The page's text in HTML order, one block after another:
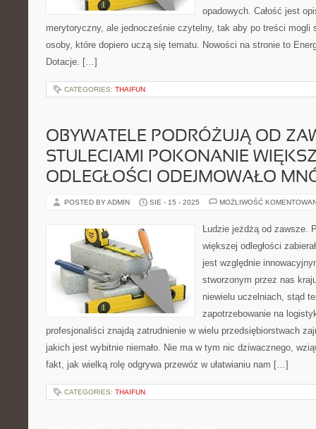
opadowych. Całość jest
merytoryczny, ale jednocześnie czytelny, tak aby po treści mogli
osoby, które dopiero uczą się tematu. Nowości na stronie to
Dotacje. […]
CATEGORIES: THAIFUN
OBYWATELE PODRÓŻUJĄ OD
STULECIAMI POKONANIE
ODLEGŁOŚCI ODEJMOWAŁO
POSTED BY ADMIN SIE - 15 - 2025 MOŻLIWOŚĆ
Ludzie jeżdżą od zawsze.
większej odległości
jest względnie
stworzonym przez nas
niewielu uczelniach, stąd
zapotrzebowanie na
profesjonaliści znajdą zatrudnienie w wielu przedsiębiorstwach
jakich jest wybitnie niemało. Nie ma w tym nic dziwacznego,
fakt, jak wielką rolę odgrywa przewóz w ułatwianiu nam […]
CATEGORIES: THAIFUN